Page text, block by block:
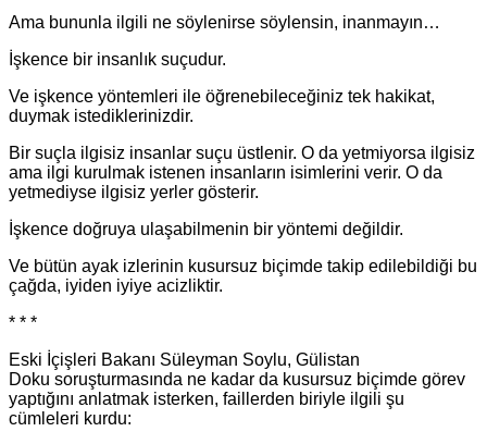
Ama bununla ilgili ne söylenirse söylensin, inanmayın…
İşkence bir insanlık suçudur.
Ve işkence yöntemleri ile öğrenebileceğiniz tek hakikat,
duymak istediklerinizdir.
Bir suçla ilgisiz insanlar suçu üstlenir. O da yetmiyorsa ilgisiz
ama ilgi kurulmak istenen insanların isimlerini verir. O da
yetmediyse ilgisiz yerler gösterir.
İşkence doğruya ulaşabilmenin bir yöntemi değildir.
Ve bütün ayak izlerinin kusursuz biçimde takip edilebildiği bu
çağda, iyiden iyiye acizliktir.
* * *
Eski İçişleri Bakanı Süleyman Soylu, Gülistan
Doku soruşturmasında ne kadar da kusursuz biçimde görev
yaptığını anlatmak isterken, faillerden biriyle ilgili şu
cümleleri kurdu: